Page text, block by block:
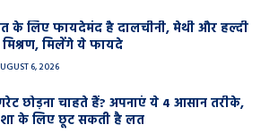
के लिए फायदेमंद है दालचीनी, मेथी और हल्दी
मिलेंगे ये फायदे
6, 2026
छोड़ना चाहते हैं? अपनाएं ये 4 आसान तरीके,
के लिए छूट सकती है लत